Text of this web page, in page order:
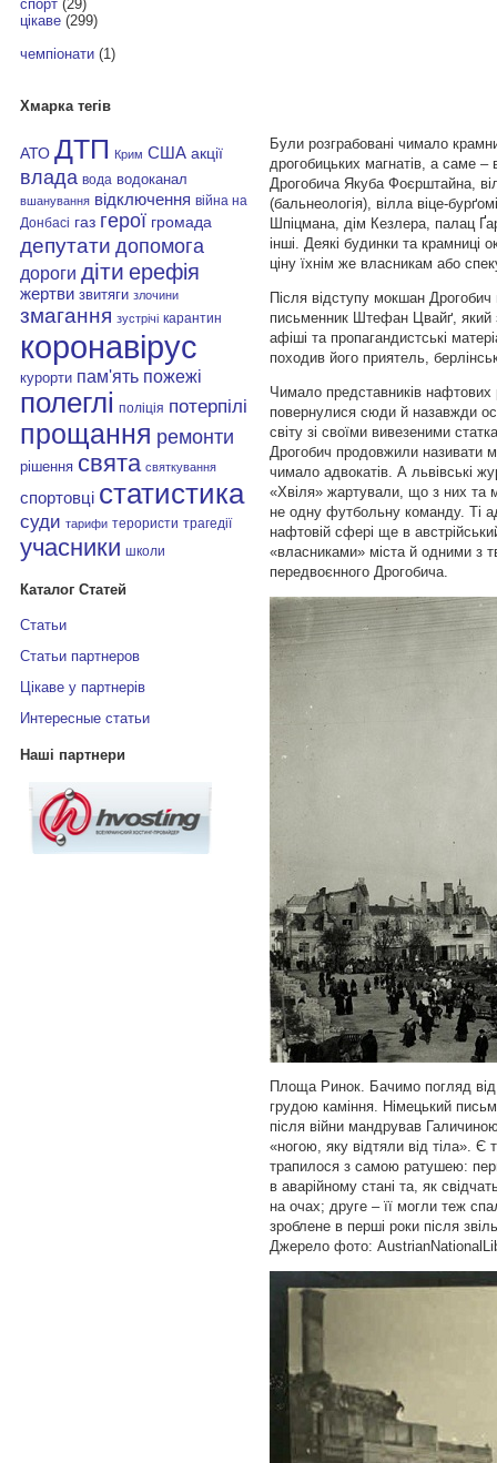
спорт(29)
цікаве(299)
чемпіонати(1)
Хмарка тегів
АТО ДТП Крим США акції
влада вода водоканал
вшанування відключення війна на
Донбасі газ герої громада
депутати допомога
дороги діти ерефія
жертви звитяги злочини
змагання зустрічі карантин
коронавірус
курорти пам'ять пожежі
полеглі поліція потерпілі
прощання ремонти
рішення свята святкування
спортовці статистика
суди тарифи терористи трагедії
учасники школи
Каталог Статей
Статьи
Статьи партнеров
Цікаве у партнерів
Интересные статьи
Наші партнери
Були розграбовані чимало
дрогобицьких магнатів, а саме –
Дрогобича Якуба Фоєрштайна,
(бальнеологія), вілла віце-
Шпіцмана, дім Кезлера, палац
інші. Деякі будинки та крамниці
ціну їхнім же власникам або
Після відступу мокшан Дрогобич
письменник Штефан Цвайґ, який
афіші та пропагандистські
походив його приятель,
Чимало представників нафтових
повернулися сюди й назавжди
світу зі своїми вивезеними
Дрогобич продовжили називати
чимало адвокатів. А львівські
«Хвіля» жартували, що з них та
не одну футбольну команду. Ті
нафтовій сфері ще в
«власниками» міста й одними з
передвоєнного Дрогобича.
Площа Ринок. Бачимо погляд від
грудою каміння. Німецький
після війни мандрував
«ногою, яку відтяли від тіла». Є
трапилося з самою ратушею:
в аварійному стані та, як
на очах; друге – її могли теж
зроблене в перші роки після
Джерело фото: